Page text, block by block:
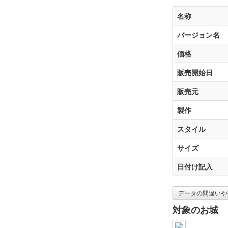
名称
バージョン名
価格
販売開始日
販売元
製作
スタイル
サイズ
日付け記入
データの間違い
対象のお城